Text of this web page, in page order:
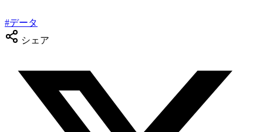
#データ
シェア